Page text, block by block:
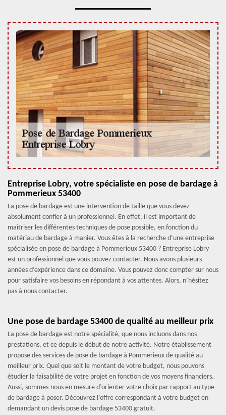
Entreprise Lobry, votre spécialiste en pose de bardage à
Pommerieux 53400
La pose de bardage est une intervention de taille que vous devez
absolument confier à un professionnel. En effet, il est important de
maîtriser les différentes techniques de pose possible, en fonction du
matériau de bardage à manier. Vous êtes à la recherche d’une entreprise
spécialisée en pose de bardage à Pommerieux 53400 ? Entreprise Lobry
est un professionnel que vous pouvez contacter. Nous avons plusieurs
années d’expérience dans ce domaine. Vous pouvez donc compter sur nous
pour satisfaire vos besoins en répondant à vos attentes. Alors, n’hésitez
pas à nous contacter.
Une pose de bardage 53400 de qualité au meilleur prix
La pose de bardage est notre spécialité, que nous incluons dans nos
prestations, et ce depuis le début de notre activité. Notre établissement
propose des services de pose de bardage à Pommerieux de qualité au
meilleur prix. Quel que soit le montant de votre budget, nous pouvons
étudier la faisabilité de votre projet en fonction de vos moyens financiers.
Aussi, sommes-nous en mesure d’orienter votre choix par rapport au type
de bardage à poser. Découvrez l’offre correspondant à votre budget en
demandant un devis pose de bardage 53400 gratuit.